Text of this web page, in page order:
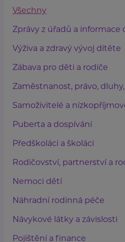
Všechny
Zprávy z úřadů a informace
Výživa a zdravý vývoj dítěte
Zábava pro děti a rodiče
Zaměstnanost, právo,
Samoživitelé a
Puberta a dospívání
Předškoláci a školáci
Rodičovství, partnerství a
Nemoci dětí
Náhradní rodinná péče
Návykové látky a závislosti
Pojištění a finance